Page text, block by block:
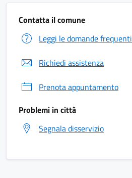
Contatta il comune
Leggi le domande frequenti
Richiedi assistenza
Prenota appuntamento
Problemi in città
Segnala disservizio